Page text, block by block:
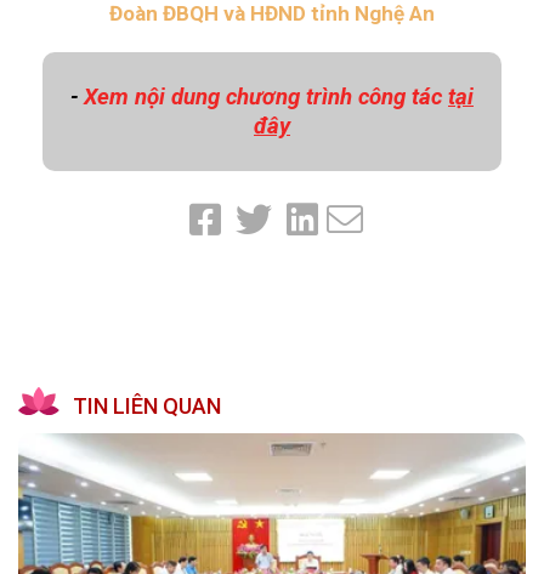
Đoàn ĐBQH và HĐND tỉnh Nghệ An
-Xem nội dung chương trình công tác tại
đây
TIN LIÊN QUAN